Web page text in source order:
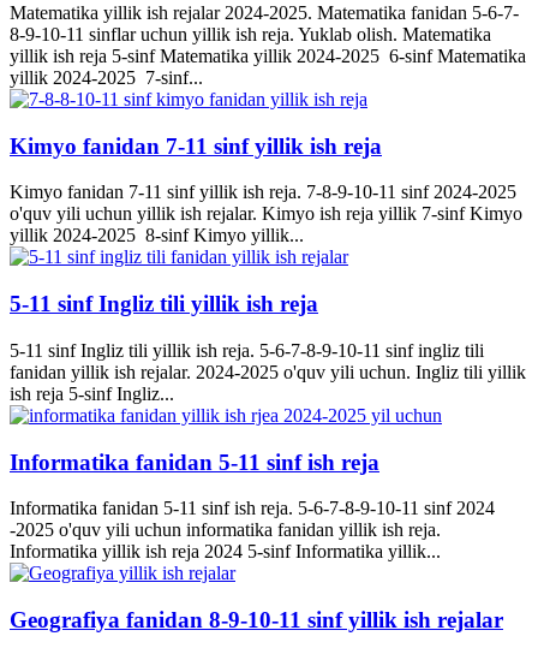
Matematika yillik ish rejalar 2024-2025. Matematika fanidan 5-6-7-
8-9-10-11 sinflar uchun yillik ish reja. Yuklab olish. Matematika
yillik ish reja 5-sinf Matematika yillik 2024-2025 6-sinf Matematika
yillik 2024-2025 7-sinf...
Kimyo fanidan 7-11 sinf yillik ish reja
Kimyo fanidan 7-11 sinf yillik ish reja. 7-8-9-10-11 sinf 2024-2025
o'quv yili uchun yillik ish rejalar. Kimyo ish reja yillik 7-sinf Kimyo
yillik 2024-2025 8-sinf Kimyo yillik...
5-11 sinf Ingliz tili yillik ish reja
5-11 sinf Ingliz tili yillik ish reja. 5-6-7-8-9-10-11 sinf ingliz tili
fanidan yillik ish rejalar. 2024-2025 o'quv yili uchun. Ingliz tili yillik
ish reja 5-sinf Ingliz...
Informatika fanidan 5-11 sinf ish reja
Informatika fanidan 5-11 sinf ish reja. 5-6-7-8-9-10-11 sinf 2024
-2025 o'quv yili uchun informatika fanidan yillik ish reja.
Informatika yillik ish reja 2024 5-sinf Informatika yillik...
Geografiya fanidan 8-9-10-11 sinf yillik ish rejalar